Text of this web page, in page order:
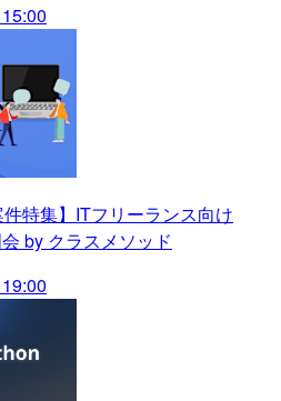
件特集】ITフリーランス向け
by クラスメソッド